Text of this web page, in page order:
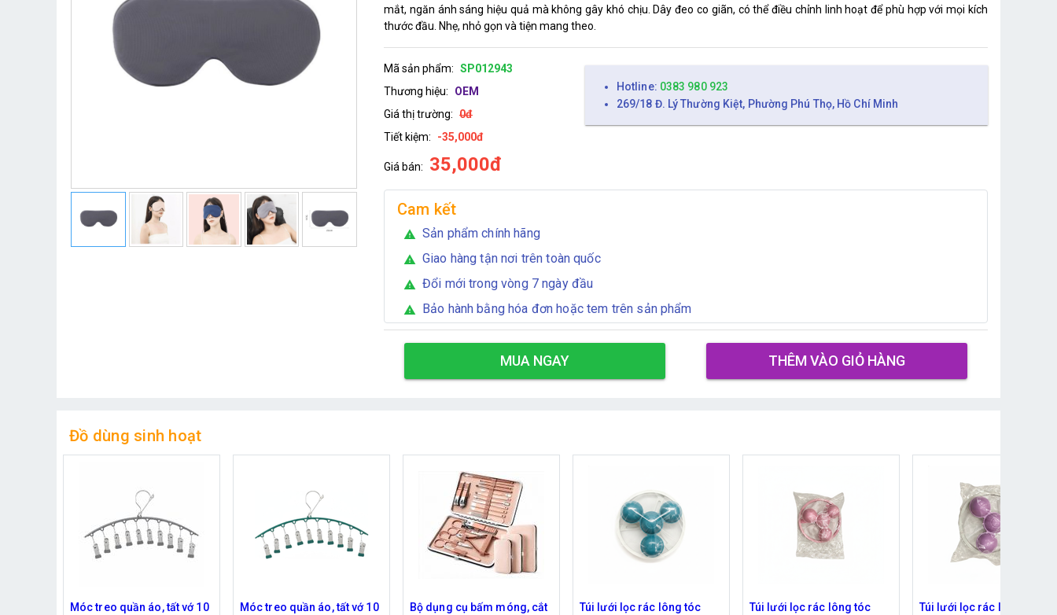
mắt, ngăn ánh sáng hiệu quả mà không gây khó chịu. Dây đeo co giãn, có thể điều chỉnh linh hoạt để phù hợp với mọi kích
thước đầu. Nhẹ, nhỏ gọn và tiện mang theo.
Mã sản phẩm: SP012943
Thương hiệu:
OEM
Giá thị trường: 0đ
Tiết kiệm:
-35,000đ
Giá bán: 35,000đ
Hotline: 0383 980 923
269/18 Đ. Lý Thường Kiệt, Phường Phú Thọ, Hồ Chí Minh
Cam kết
warning Sản phẩm chính hãng
warning Giao hàng tận nơi trên toàn quốc
warning Đổi mới trong vòng 7 ngày đầu
warning Bảo hành bằng hóa đơn hoặc tem trên sản phẩm
MUA NGAY THÊM VÀO GIỎ HÀNG
Đồ dùng sinh hoạt
Móc treo quần áo, tất vớ 10
Bộ dụng cụ bấm móng, cắt
Túi lưới lọc rác lông tóc
Túi lưới lọc rác lông tóc
Túi lưới lọc rác lông tóc
Khay đựng xà phòng, đồ